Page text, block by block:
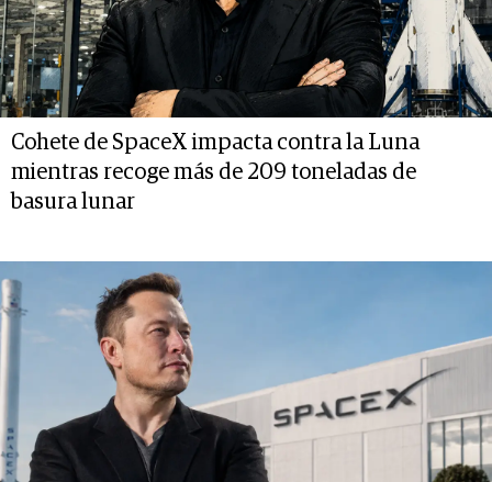
Cohete de SpaceX impacta contra la Luna
mientras recoge más de 209 toneladas de
basura lunar